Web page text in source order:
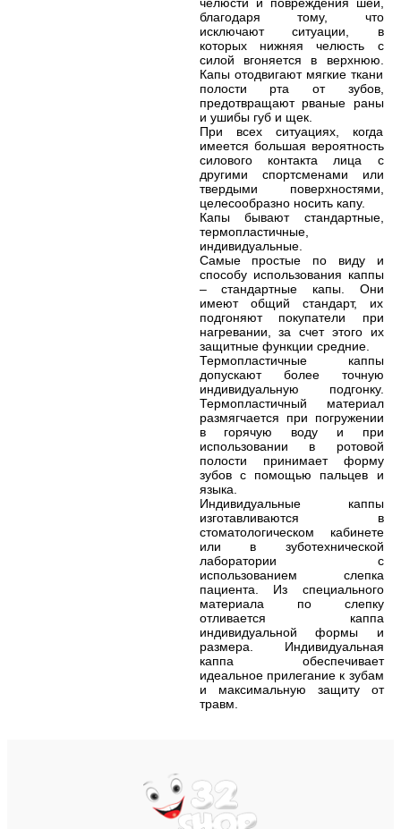
благодаря тому, что
исключают ситуации, в
которых нижняя челюсть с
силой вгоняется в верхнюю.
Капы отодвигают мягкие ткани
полости рта от зубов,
предотвращают рваные раны
и ушибы губ и щек.
При всех ситуациях, когда
имеется большая вероятность
силового контакта лица с
другими спортсменами или
твердыми поверхностями,
целесообразно носить капу.
Капы бывают стандартные,
термопластичные,
индивидуальные.
Самые простые по виду и
способу использования каппы
– стандартные капы. Они
имеют общий стандарт, их
подгоняют покупатели при
нагревании, за счет этого их
защитные функции средние.
Термопластичные каппы
допускают более точную
индивидуальную подгонку.
Термопластичный материал
размягчается при погружении
в горячую воду и при
использовании в ротовой
полости принимает форму
зубов с помощью пальцев и
языка.
Индивидуальные каппы
изготавливаются в
стоматологическом кабинете
или в зуботехнической
лаборатории с
использованием слепка
пациента. Из специального
материала по слепку
отливается каппа
индивидуальной формы и
размера. Индивидуальная
каппа обеспечивает
идеальное прилегание к зубам
и максимальную защиту от
травм.